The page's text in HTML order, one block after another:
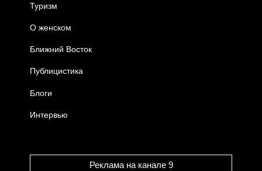
Туризм
О женском
Ближний Восток
Публицистика
Блоги
Интервью
Реклама на канале 9